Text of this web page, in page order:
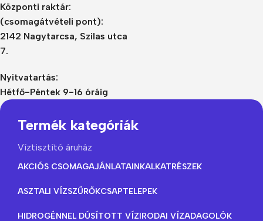
Központi raktár:
(csomagátvételi pont):
2142 Nagytarcsa, Szilas utca
7.
Nyitvatartás:
Hétfő-Péntek 9-16 óráig
Termék kategóriák
Víztisztító áruház
AKCIÓS CSOMAGAJÁNLATAINKALKATRÉSZEK
ASZTALI VÍZSZŰRŐKCSAPTELEPEK
HIDROGÉNNEL DÚSÍTOTT VÍZIRODAI VÍZADAGOLÓK